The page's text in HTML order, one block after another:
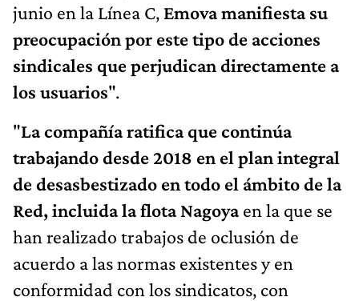
junio en la Línea C, Emova manifiesta su
preocupación por este tipo de acciones
sindicales que perjudican directamente a
los usuarios".
"La compañía ratifica que continúa
trabajando desde 2018 en el plan integral
de desasbestizado en todo el ámbito de la
Red, incluida la flota Nagoyaen la que se
han realizado trabajos de oclusión de
acuerdo a las normas existentes y en
conformidad con los sindicatos, con